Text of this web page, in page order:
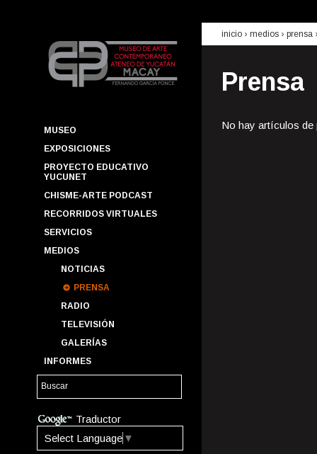
MUSEO
EXPOSICIONES
PROYECTO EDUCATIVO
YUCUNET
CHISME-ARTE PODCAST
RECORRIDOS VIRTUALES
SERVICIOS
MEDIOS
NOTICIAS
PRENSA
RADIO
TELEVISIÓN
GALERÍAS
INFORMES
Traductor
Select Language ▼
inicio › medios › prensa
Prensa
No hay artículos de